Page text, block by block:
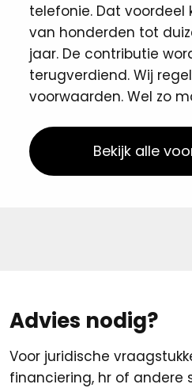
telefonie. Dat voordeel
van honderden tot
jaar. De contributie
terugverdiend. Wij
voorwaarden. Wel zo
Bekijk alle
Advies nodig?
Voor juridische
financiering, hr of andere